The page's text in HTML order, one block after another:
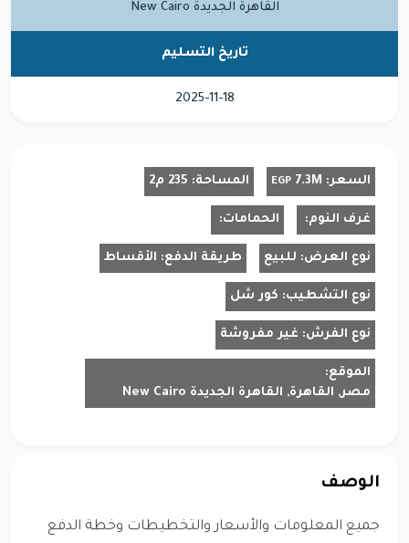
القاهرة الجديدة New Cairo
تاريخ التسليم
2025-11-18
السعر: 7.3M
EGP المساحة: 235 م2
غرف النوم: الحمامات:
نوع العرض: للبيع طريقة الدفع: الأقساط
نوع التشطيب: كور شل
نوع الفرش: غير مفروشة
الموقع:
مصر, القاهرة, القاهرة الجديدة New Cairo
الوصف
جميع المعلومات والأسعار والتخطيطات وخطة الدفع